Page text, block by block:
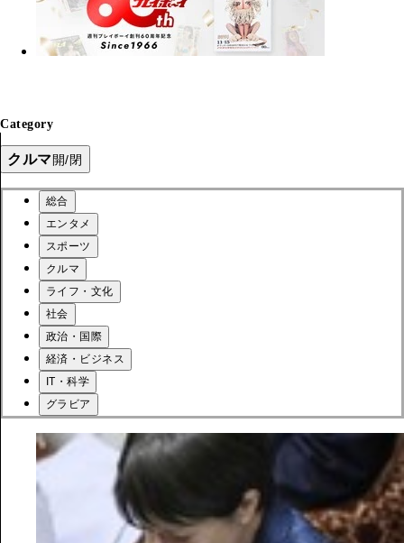
Category
クルマ開/閉
総合
エンタメ
スポーツ
クルマ
ライフ・文化
社会
政治・国際
経済・ビジネス
IT・科学
グラビア